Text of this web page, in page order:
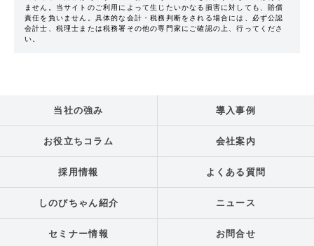
ません。当サイトのご利用によって生じたいかなる損害に対しても、賠償
責任を負いません。具体的な会計・税務判断をされる場合には、必ず公認
会計士、税理士または税務署その他の専門家にご確認の上、行ってくださ
い。
当社の強み 導入事例
お役立ちコラム 会社案内
採用情報 よくある質問
しのびちゃん紹介 ニュース
セミナー情報 お問合せ